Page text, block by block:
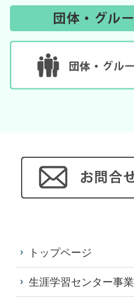
トップページ
生涯学習センター事業